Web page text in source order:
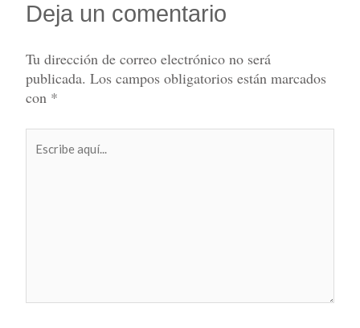
Deja un comentario
Tu dirección de correo electrónico no será
publicada. Los campos obligatorios están marcados
con *
aquí...